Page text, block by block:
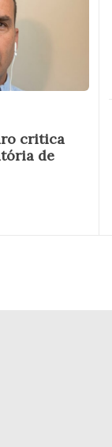
critica
de